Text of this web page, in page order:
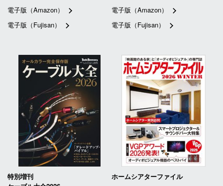
電子版（Amazon）
電子版（Fujisan）
電子版（Amazon）
電子版（Fujisan）
特別増刊
ホームシアターファイル